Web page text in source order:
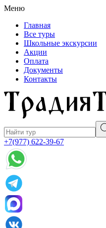
Меню
Главная
Все туры
Школьные экскурсии
Акции
Оплата
Документы
Контакты
+7(977) 622-39-67